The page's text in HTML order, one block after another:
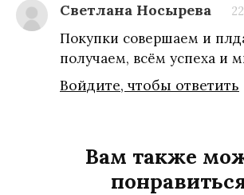
Светлана Носырева
Покупки совершаем и
получаем, всём успеха и
Войдите, чтобы ответить
Вам также